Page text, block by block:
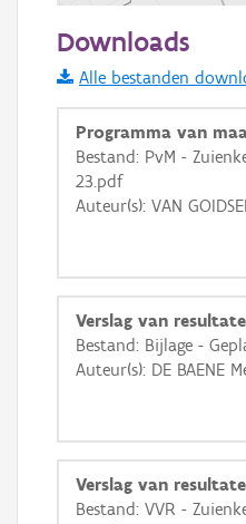
Informatie Vlaanderen
i
+
Basis Lagen
Ortho
GRB-Basiskaart
Downloads
Alle bestanden
Programma van
Bestand: PvM -
23.pdf
Auteur(s): VAN
Verslag van
Bestand: Bijlage -
Auteur(s): DE BAENE
Verslag van
Bestand: VVR -